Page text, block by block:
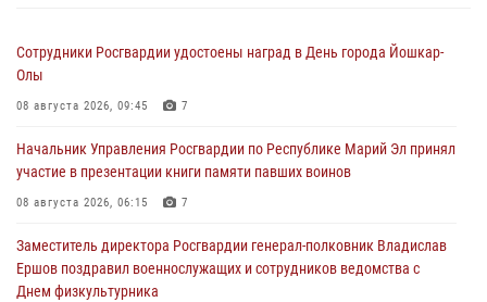
Сотрудники Росгвардии удостоены наград в День города Йошкар-
Олы
08 августа 2026, 09:45 7
Начальник Управления Росгвардии по Республике Марий Эл принял
участие в презентации книги памяти павших воинов
08 августа 2026, 06:15 7
Заместитель директора Росгвардии генерал-полковник Владислав
Ершов поздравил военнослужащих и сотрудников ведомства с
Днем физкультурника